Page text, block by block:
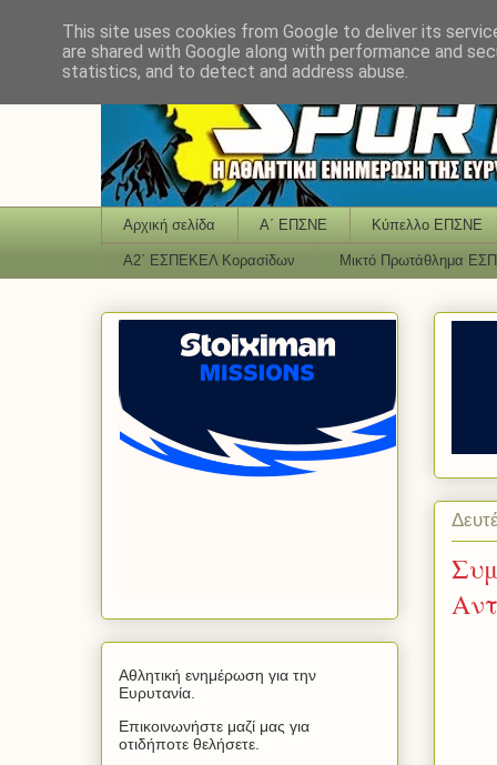
Αρχική σελίδα Α΄ ΕΠΣΝΕ Κύπελλο ΕΠΣΝΕ
Α2΄ ΕΣΠΕΚΕΛ Κορασίδων Μικτό Πρωτάθλημα
Αθλητική ενημέρωση για την
Ευρυτανία.
Επικοινωνήστε μαζί μας για
οτιδήποτε θελήσετε.
This site uses cookies from Google to deliver its
are shared with Google along with performance and
statistics, and to detect and address abuse.